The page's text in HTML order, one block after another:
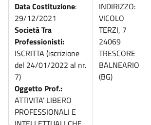
Data Costituzione:
29/12/2021
Società Tra
Professionisti:
ISCRITTA (iscrizione
del 24/01/2022 al nr.
7)
Oggetto Prof.:
ATTIVITA’ LIBERO
PROFESSIONALI E
INDIRIZZO:
VICOLO
TERZI, 7
24069
TRESCORE
BALNEARIO
(BG)